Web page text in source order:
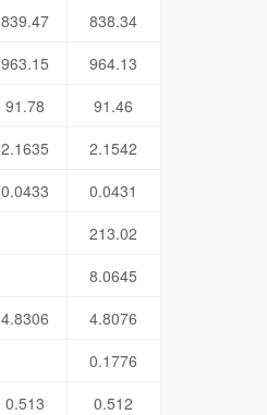
839.47
838.34
963.15
964.13
91.78
91.46
2.1635
2.1542
0.0433
0.0431
213.02
8.0645
4.8306
4.8076
0.1776
0.513
0.512